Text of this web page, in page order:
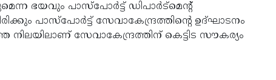
ഭയവും പാസ്‌പോര്‍ട്ട് ഡിപാര്‍ട്‌മെന്റ്
പാസ്‌പോര്‍ട്ട് സേവാകേന്ദ്രത്തിന്റെ ഉദ്ഘാടനം
സേവാകേന്ദ്രത്തിന് കെട്ടിട സൗകര്യം